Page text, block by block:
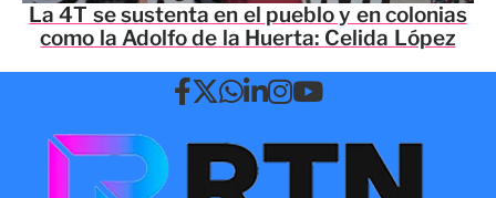
La 4T se sustenta en el pueblo y en colonias
como la Adolfo de la Huerta: Celida López